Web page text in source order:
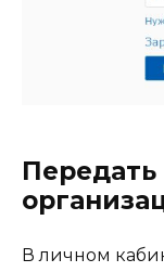
В личном